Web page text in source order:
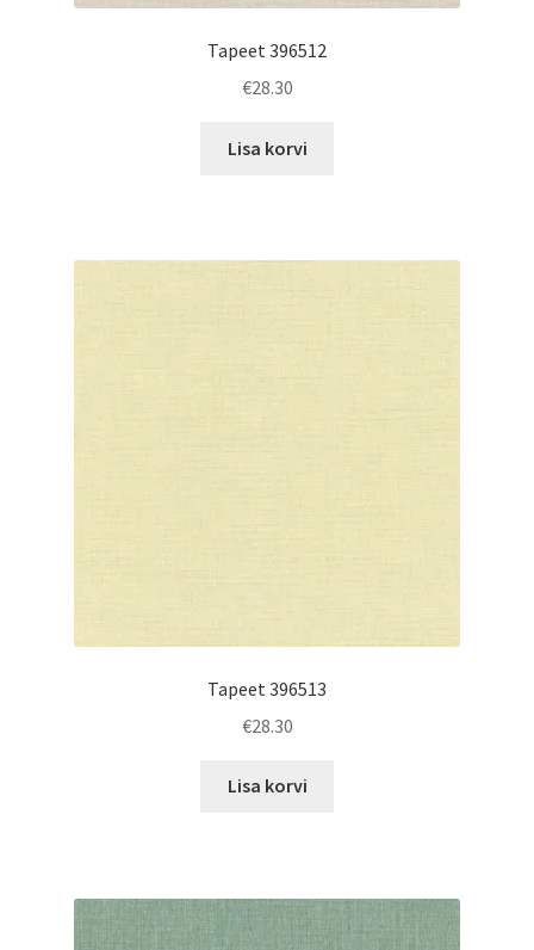
Tapeet 396512
€28.30
Lisa korvi
Tapeet 396513
€28.30
Lisa korvi